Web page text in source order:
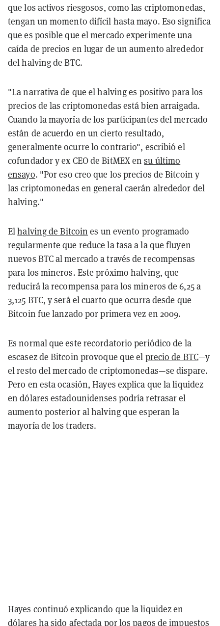
que los activos riesgosos, como las criptomonedas,
tengan un momento difícil hasta mayo. Eso significa
que es posible que el mercado experimente una
caída de precios en lugar de un aumento alrededor
del halving de BTC.
"La narrativa de que el halving es positivo para los
precios de las criptomonedas está bien arraigada.
Cuando la mayoría de los participantes del mercado
están de acuerdo en un cierto resultado,
generalmente ocurre lo contrario", escribió el
cofundador y ex CEO de BitMEX ensu último
ensayo. "Por eso creo que los precios de Bitcoin y
las criptomonedas en general caerán alrededor del
halving."
Elhalving de Bitcoin es un evento programado
regularmente que reduce la tasa a la que fluyen
nuevos BTC al mercado a través de recompensas
para los mineros. Este próximo halving, que
reducirá la recompensa para los mineros de 6,25 a
3,125 BTC, y será el cuarto que ocurra desde que
Bitcoin fue lanzado por primera vez en 2009.
Es normal que este recordatorio periódico de la
escasez de Bitcoin provoque que el precio de BTC—y
el resto del mercado de criptomonedas—se dispare.
Pero en esta ocasión, Hayes explica que la liquidez
en dólares estadounidenses podría retrasar el
aumento posterior al halving que esperan la
mayoría de los traders.
Hayes continuó explicando que la liquidez en
dólares ha sido afectada por los pagos de impuestos